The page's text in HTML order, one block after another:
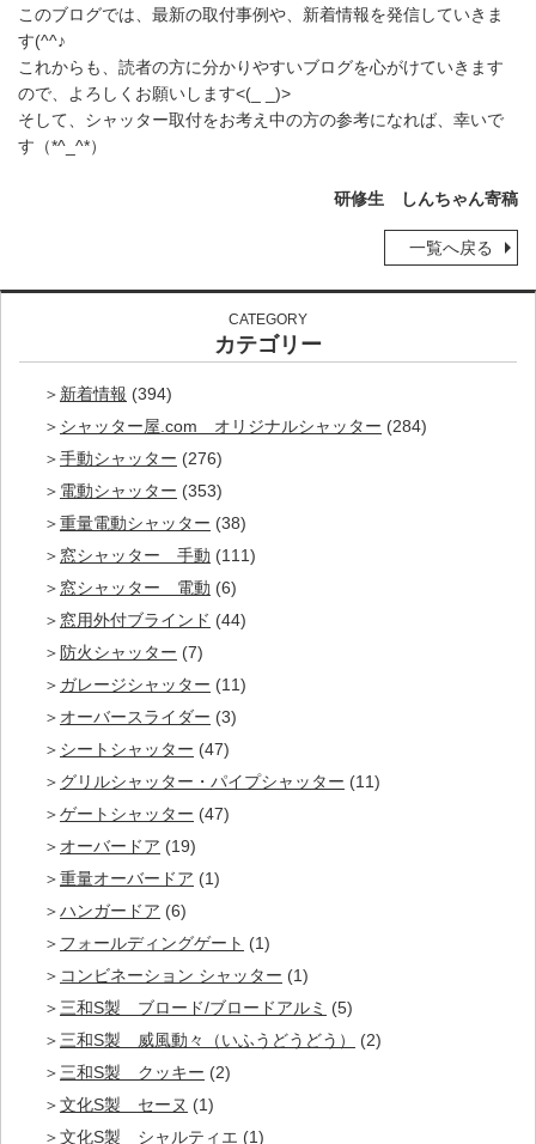
このブログでは、最新の取付事例や、新着情報を発信していきま
す(^^♪
これからも、読者の方に分かりやすいブログを心がけていきます
ので、よろしくお願いします<(_ _)>
そして、シャッター取付をお考え中の方の参考になれば、幸いで
す（*^_^*）
研修生 しんちゃん寄稿
一覧へ戻る
CATEGORY
カテゴリー
新着情報 (394)
シャッター屋.com オリジナルシャッター (284)
手動シャッター (276)
電動シャッター (353)
重量電動シャッター (38)
窓シャッター 手動 (111)
窓シャッター 電動 (6)
窓用外付ブラインド (44)
防火シャッター (7)
ガレージシャッター (11)
オーバースライダー (3)
シートシャッター (47)
グリルシャッター・パイプシャッター (11)
ゲートシャッター (47)
オーバードア (19)
重量オーバードア (1)
ハンガードア (6)
フォールディングゲート (1)
コンビネーション シャッター (1)
三和S製 ブロード/ブロードアルミ (5)
三和S製 威風動々（いふうどうどう）
(2)
三和S製 クッキー (2)
文化S製 セーヌ (1)
文化S製 シャルティエ (1)